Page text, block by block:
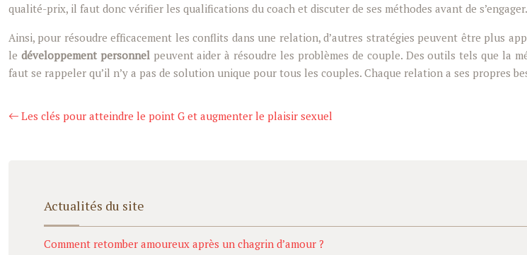
qualité-prix, il faut donc vérifier les qualifications du coach et discuter de ses méthodes avant de s’engager.
Ainsi, pour résoudre efficacement les conflits dans une relation, d’autres stratégies peuvent être plus
le développement personnel peuvent aider à résoudre les problèmes de couple. Des outils tels que la
faut se rappeler qu’il n’y a pas de solution unique pour tous les couples. Chaque relation a ses propres
Les clés pour atteindre le point G et augmenter le plaisir sexuel
Actualités du site
Comment retomber amoureux après un chagrin d’amour ?